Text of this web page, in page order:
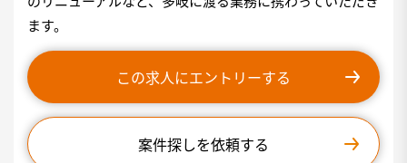
ます。
この求人にエントリーする
案件探しを依頼する